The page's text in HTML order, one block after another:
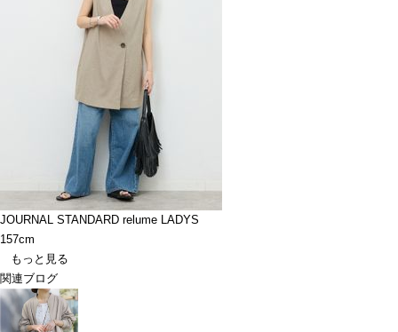
JOURNAL STANDARD relume LADYS
157cm
もっと見る
関連ブログ